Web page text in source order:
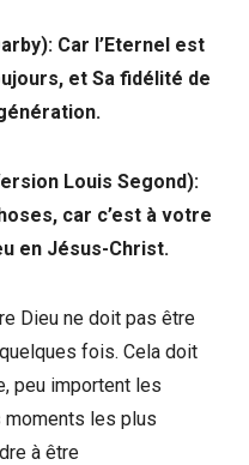
Car l’Eternel est
et Sa fidélité de
Louis Segond):
car c’est à votre
en Jésus-Christ.
Dieu ne doit pas être
fois. Cela doit
peu importent les
moments les plus
à être